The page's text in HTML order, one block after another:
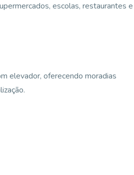
escolas, restaurantes e
elevador, oferecendo moradias